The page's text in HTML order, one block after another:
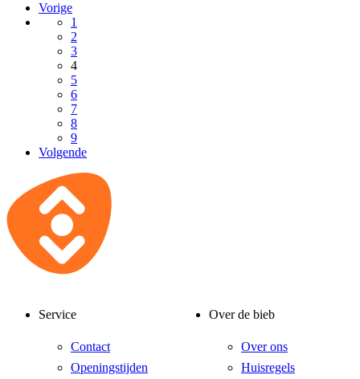
Vorige
1
2
3
4
5
6
7
8
9
Volgende
Service
Contact
Openingstijden
Over de bieb
Over ons
Huisregels